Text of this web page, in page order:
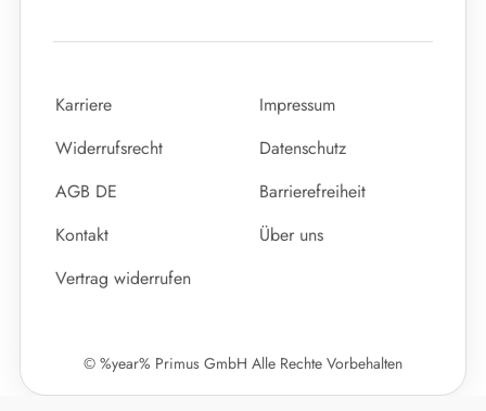
Karriere
Impressum
Widerrufsrecht
Datenschutz
AGB DE
Barrierefreiheit
Kontakt
Über uns
Vertrag widerrufen
© %year% Primus GmbH Alle Rechte Vorbehalten